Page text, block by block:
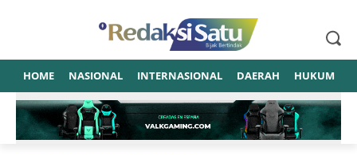
HOME NASIONAL INTERNASIONAL DAERAH HUKUM